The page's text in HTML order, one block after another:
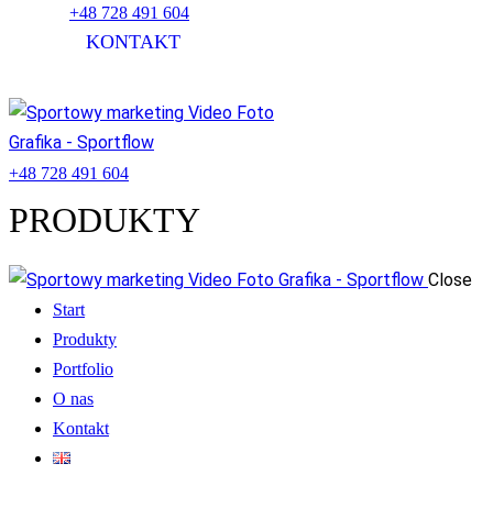
+48 728 491 604
KONTAKT
+48 728 491 604
PRODUKTY
Close
Start
Produkty
Portfolio
O nas
Kontakt